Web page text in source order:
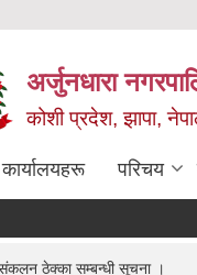
अर्जुनधारा
कोशी प्रदेश, झापा,
परिचय
ठेक्का सम्बन्धी सूचना ।